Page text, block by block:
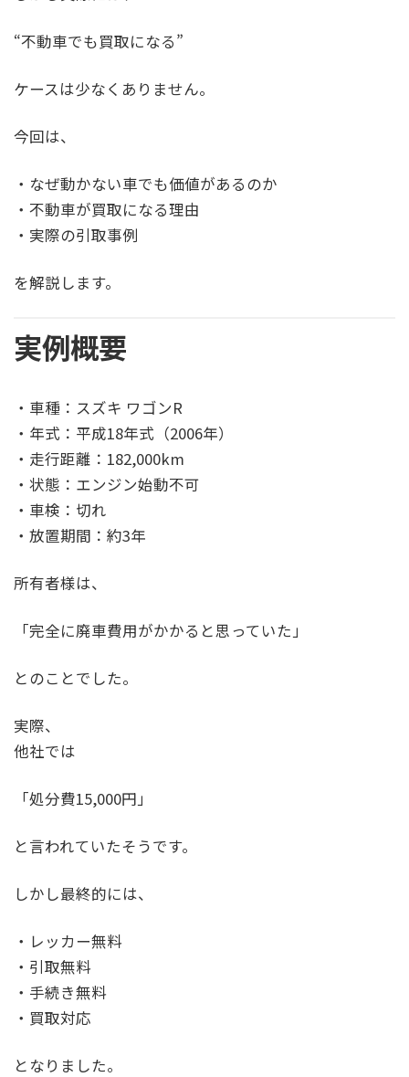
“不動車でも買取になる”
ケースは少なくありません。
今回は、
・なぜ動かない車でも価値があるのか
・不動車が買取になる理由
・実際の引取事例
を解説します。
実例概要
・車種：スズキ ワゴンR
・年式：平成18年式（2006年）
・走行距離：182,000km
・状態：エンジン始動不可
・車検：切れ
・放置期間：約3年
所有者様は、
「完全に廃車費用がかかると思っていた」
とのことでした。
実際、
他社では
「処分費15,000円」
と言われていたそうです。
しかし最終的には、
・レッカー無料
・引取無料
・手続き無料
・買取対応
となりました。